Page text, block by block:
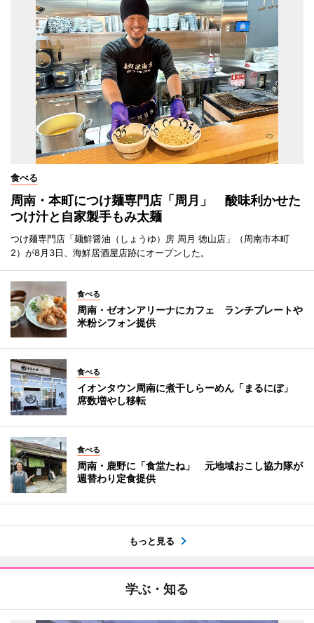
食べる
周南・本町につけ麺専門店「周月」 酸味利かせた
つけ汁と自家製手もみ太麺
つけ麺専門店「麺鮮醤油（しょうゆ）房 周月 徳山店」（周南市本町
2）が8月3日、海鮮居酒屋店跡にオープンした。
食べる
周南・ゼオンアリーナにカフェ ランチプレートや
米粉シフォン提供
食べる
イオンタウン周南に煮干しらーめん「まるにぼ」
席数増やし移転
食べる
周南・鹿野に「食堂たね」 元地域おこし協力隊が
週替わり定食提供
もっと見る
学ぶ・知る